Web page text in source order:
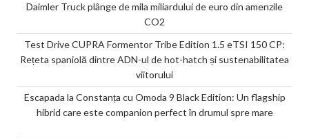
Daimler Truck plânge de mila miliardului de euro din amenzile
CO2
Test Drive CUPRA Formentor Tribe Edition 1.5 eTSI 150 CP:
Rețeta spaniolă dintre ADN-ul de hot-hatch și sustenabilitatea
viitorului
Escapada la Constanța cu Omoda 9 Black Edition: Un flagship
hibrid care este companion perfect în drumul spre mare